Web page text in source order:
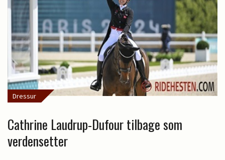
Dressur
Cathrine Laudrup-Dufour tilbage som
verdensetter